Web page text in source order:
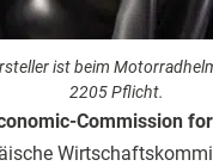
ist beim
2205 Pflicht.
Commission